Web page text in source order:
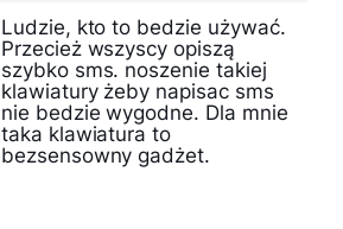
Ludzie, kto to bedzie używać.
Przecież wszyscy opiszą
szybko sms. noszenie takiej
klawiatury żeby napisac sms
nie bedzie wygodne. Dla mnie
taka klawiatura to
bezsensowny gadżet.